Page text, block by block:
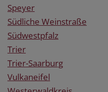
Speyer
Südliche Weinstraße
Südwestpfalz
Trier
Trier-Saarburg
Vulkaneifel